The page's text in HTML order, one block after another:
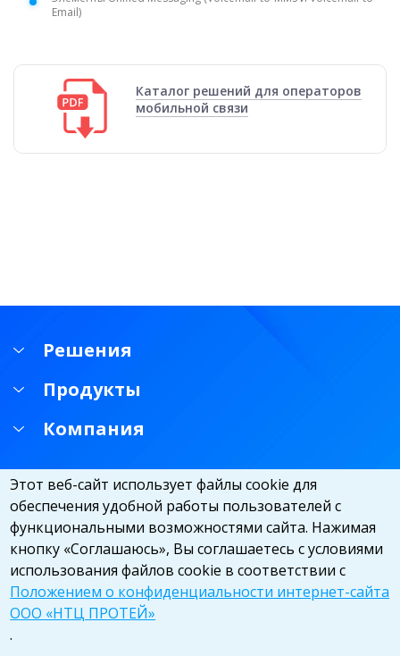
Каталог решений для операторов
мобильной связи
Email)
Решения
Продукты
Компания
Этот веб-сайт использует файлы cookie для
обеспечения удобной работы пользователей с
функциональными возможностями сайта. Нажимая
кнопку «Соглашаюсь», Вы соглашаетесь с условиями
использования файлов cookie в соответствии с
Положением о конфиденциальности интернет-сайта
ООО «НТЦ ПРОТЕЙ»
.